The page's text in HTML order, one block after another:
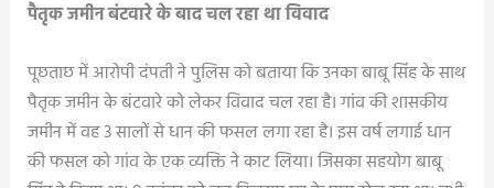
पैतृक जमीन बंटवारे के बाद चल रहा था विवाद
पूछताछ में आरोपी दंपती ने पुलिस को बताया कि उनका बाबू सिंह के साथ
पैतृक जमीन के बंटवारे को लेकर विवाद चल रहा है। गांव की शासकीय
जमीन में वह 3 सालों से धान की फसल लगा रहा है। इस वर्ष लगाई धान
की फसल को गांव के एक व्यक्ति ने काट लिया। जिसका सहयोग बाबू